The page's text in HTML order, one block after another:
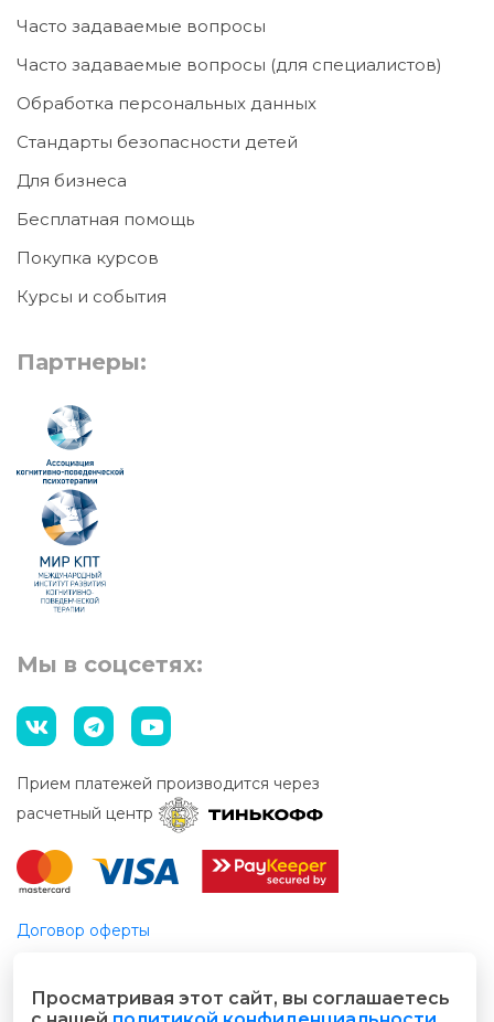
Часто задаваемые вопросы
Часто задаваемые вопросы (для специалистов)
Обработка персональных данных
Стандарты безопасности детей
Для бизнеса
Бесплатная помощь
Покупка курсов
Курсы и события
Партнеры:
Мы в соцсетях:
Прием платежей производится через
расчетный центр
Договор оферты
© 2026 Все права защищены
Просматривая этот сайт, вы соглашаетесь